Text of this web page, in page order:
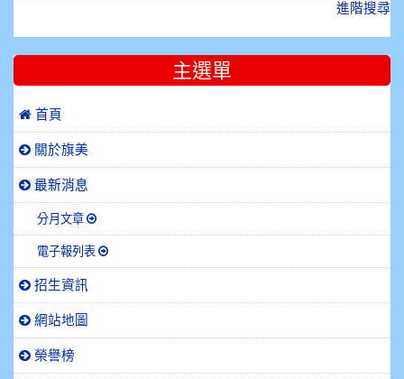
進階搜尋
主選單
 首頁
關於旗美
最新消息
分月文章
電子報列表
招生資訊
網站地圖
榮譽榜